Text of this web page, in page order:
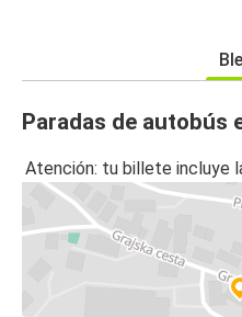
Paradas de autobús
Atención: tu billete incluye